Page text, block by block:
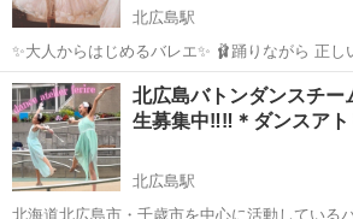
北広島駅
✨大人からはじめるバレエ✨ 🩰踊りながら 正しい姿勢 健康な体をつく
りませんか 初めての方丁寧に指導いたします バレエはいつからでも
道具が無くても始められます 体
北海道 北広島市 北広島駅 バレエ
北広島バトンダンスチー
生募集中‼‼＊ダンスア
北広島駅
北海道北広島市・千歳市を中心に活動している